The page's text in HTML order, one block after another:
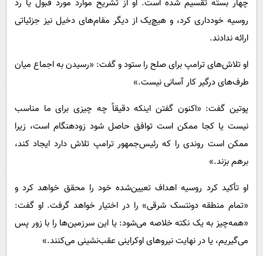
چهار بسته تقسیم شده است. او از تشریح موارد مورد قبول یا رد
روسیه خودداری کرد، و هیچ‌یک از دیگر مقام‌های دخیل نیز جزئیاتی
ارائه ندادند.
او تلاش‌های ترامپ برای صلح را ستود و گفت: «رسیدن به اجماع میان
طرف‌های درگیر کار آسانی نیست.»
پوتین گفت: «اکنون گفتن اینکه دقیقاً چه چیزی برای ما مناسب
نیست یا کجا ممکن است توافق حاصل شود زودهنگام است، زیرا
ممکن است روندی را که رئیس‌جمهور ترامپ تلاش دارد ایجاد کند،
برهم بزند.»
او تأکید کرد روسیه اهداف تعیین‌شده خود را محقق خواهد کرد و
«تمام منطقه دونتسک شرقی» را در اختیار خواهد گرفت. او گفت:
«همه‌چیز به یک نکته خلاصه می‌شود: یا این سرزمین‌ها را با زور پس
می‌گیریم، یا در نهایت نیروهای اوکراینی عقب‌نشینی می‌کنند.»